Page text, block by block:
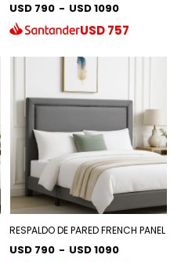
USD 790 - USD 1090
USD757
RESPALDO DE PARED FRENCH PANEL
USD 790 - USD 1090